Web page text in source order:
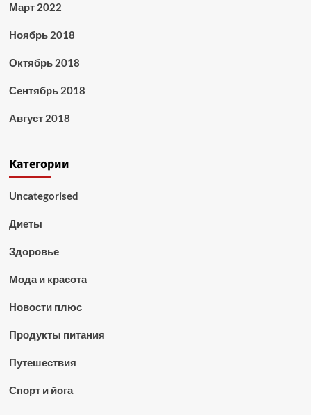
Март 2022
Ноябрь 2018
Октябрь 2018
Сентябрь 2018
Август 2018
Категории
Uncategorised
Диеты
Здоровье
Мода и красота
Новости плюс
Продукты питания
Путешествия
Спорт и йога